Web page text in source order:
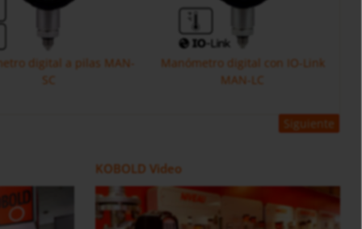
digital a pilas MAN-
SC
Manómetro digital con IO-Link
MAN-LC
Siguiente
KOBOLD Video